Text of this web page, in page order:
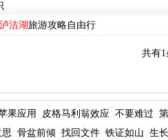
沽湖旅游攻略自由行
共有
果应用 皮格马利翁效应 不要难过
骨盆前倾 找回文件 铁证如山 生长